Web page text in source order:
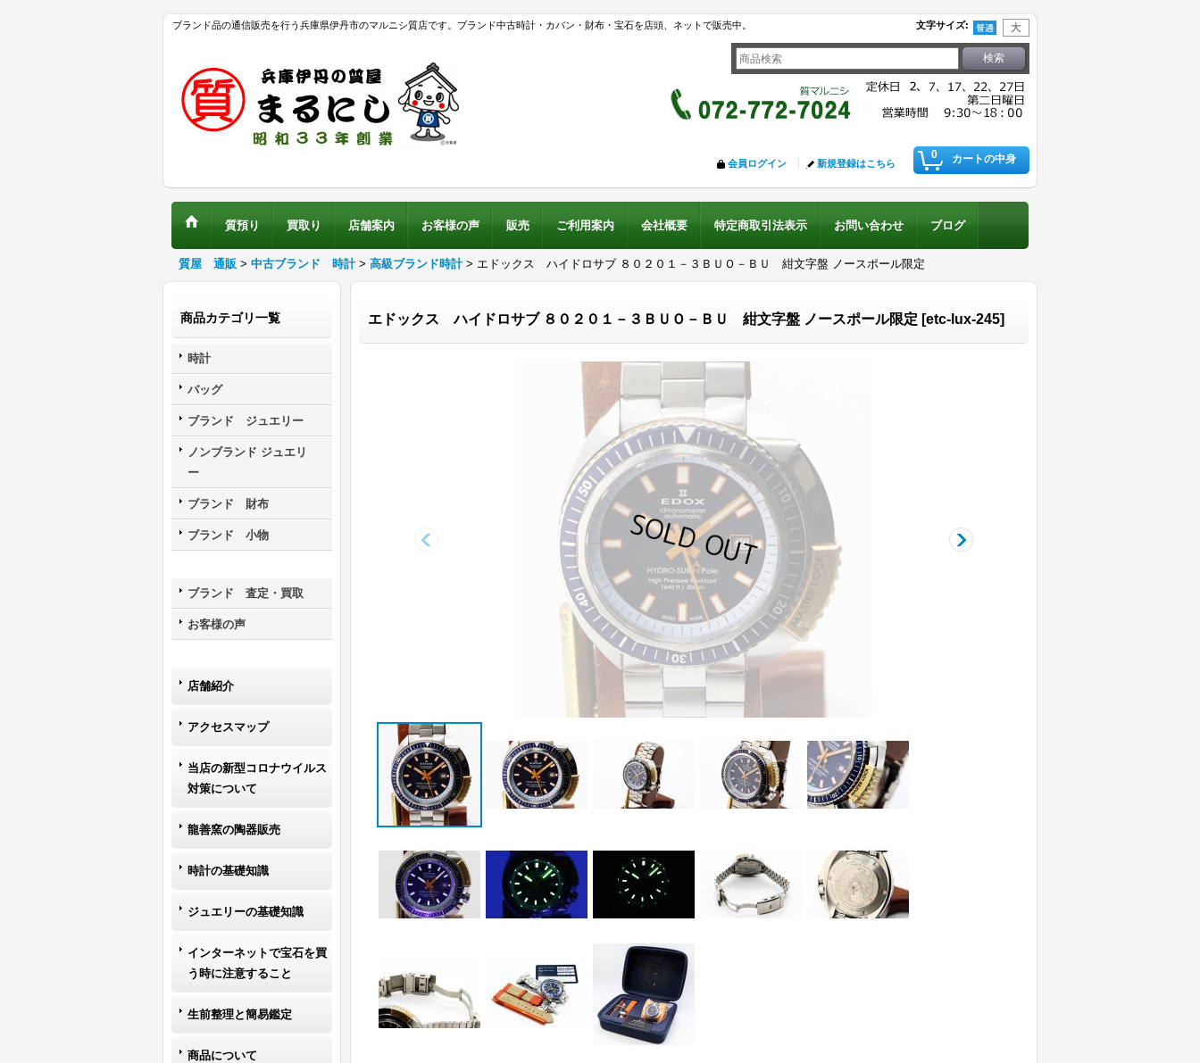
ブランド品の通信販売を行う兵庫県伊丹市のマルニシ質店です。ブランド中古時計・カバン・財布・宝石を店頭、ネットで販売中。 文字サイズ:
0 カートの中身
会員ログイン 新規登録はこちら
質預り 買取り 店舗案内 お客様の声 販売 ご利用案内 会社概要 特定商取引法表示 お問い合わせ ブログ
質屋 通販 > 中古ブランド 時計 > 高級ブランド時計 > エドックス ハイドロサブ ８０２０１－３ＢＵＯ－ＢＵ 紺文字盤 ノースポール限定
商品カテゴリ一覧
時計
バッグ
ブランド ジュエリー
ノンブランド ジュエリ
ー
ブランド 財布
ブランド 小物
ブランド 査定・買取
お客様の声
店舗紹介
アクセスマップ
当店の新型コロナウイルス
対策について
龍善窯の陶器販売
時計の基礎知識
ジュエリーの基礎知識
インターネットで宝石を買
う時に注意すること
生前整理と簡易鑑定
商品について
エドックス ハイドロサブ ８０２０１－３ＢＵＯ－ＢＵ 紺文字盤 ノースポール限定 [etc-lux-245]